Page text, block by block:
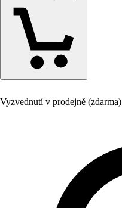
Vyzvednutí v prodejně (zdarma)